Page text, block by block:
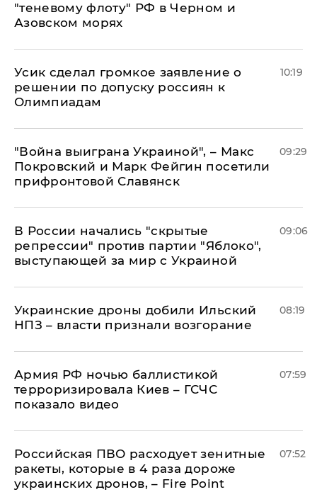
"теневому флоту" РФ в Черном и
Азовском морях
Усик сделал громкое заявление о
решении по допуску россиян к
Олимпиадам
10:19
"Война выиграна Украиной", – Макс
Покровский и Марк Фейгин посетили
прифронтовой Славянск
09:29
В России начались "скрытые
репрессии" против партии "Яблоко",
выступающей за мир с Украиной
09:06
Украинские дроны добили Ильский
НПЗ – власти признали возгорание
08:19
Армия РФ ночью баллистикой
терроризировала Киев – ГСЧС
показало видео
07:59
Российская ПВО расходует зенитные
ракеты, которые в 4 раза дороже
украинских дронов, – Fire Point
07:52